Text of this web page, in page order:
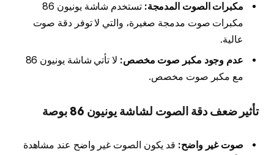
مكبرات الصوت المدمجة:
تستخدم شاشة يونيون 86
مكبرات صوت مدمجة صغيرة، والتي لا توفر دقة صوت
عالية.
عدم وجود مكبر صوت مخصص:
لا تأتي شاشة يونيون 86
مع مكبر صوت مخصص.
تأثير ضعف دقة الصوت لشاشة يونيون 86 بوصة
صوت غير واضح: قد يكون الصوت غير واضح عند مشاهدة